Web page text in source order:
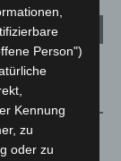
Person")
Kennung
zu
oder zu